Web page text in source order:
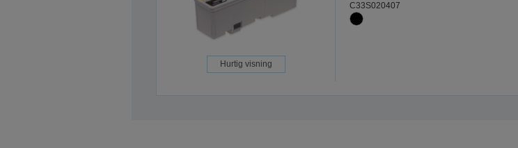
Hurtig visning
C33S020407